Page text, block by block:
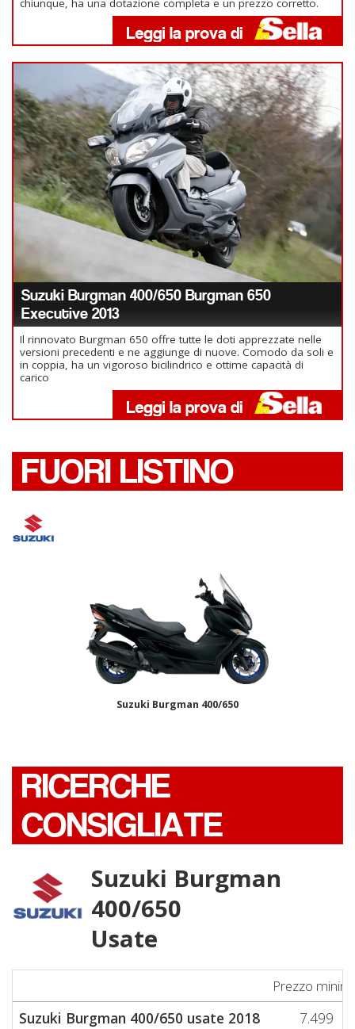
chiunque, ha una dotazione completa e un prezzo corretto.
Suzuki Burgman 400/650 Burgman 650
Executive 2013
Il rinnovato Burgman 650 offre tutte le doti apprezzate nelle
versioni precedenti e ne aggiunge di nuove. Comodo da soli e
in coppia, ha un vigoroso bicilindrico e ottime capacità di
carico
FUORI LISTINO
Suzuki Burgman 400/650
RICERCHE
CONSIGLIATE
Suzuki Burgman
400/650
Usate
Prezzo
Suzuki Burgman 400/650 usate 2018
7.499